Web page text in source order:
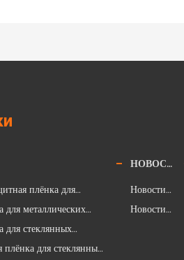
плёнка для
для металлических
для стеклянных
листов
для стеклянных
НОВОСТ
И
Новости
компании
Новости